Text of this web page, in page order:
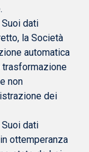
dati
la Società
automatica
trasformazione
non
dei
dati
ottemperanza